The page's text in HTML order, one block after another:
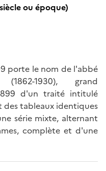
ou époque)
porte le nom de l'abbé
(1862-1930), grand
d'un traité intitulé
des tableaux identiques
série mixte, alternant
complète et d'une